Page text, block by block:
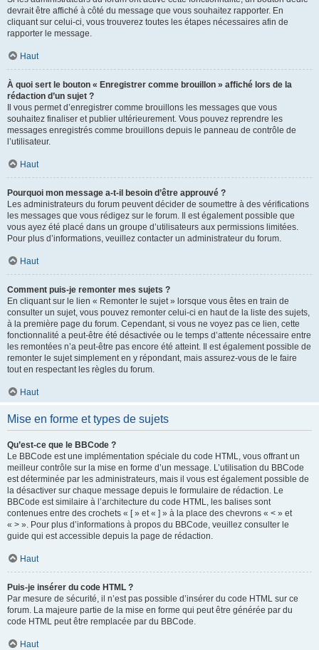
devrait être affiché à côté du message que vous souhaitez rapporter. En
cliquant sur celui-ci, vous trouverez toutes les étapes nécessaires afin de
rapporter le message.
Haut
À quoi sert le bouton « Enregistrer comme brouillon » affiché lors de la
rédaction d’un sujet ?
Il vous permet d’enregistrer comme brouillons les messages que vous
souhaitez finaliser et publier ultérieurement. Vous pouvez reprendre les
messages enregistrés comme brouillons depuis le panneau de contrôle de
l’utilisateur.
Haut
Pourquoi mon message a-t-il besoin d’être approuvé ?
Les administrateurs du forum peuvent décider de soumettre à des vérifications
les messages que vous rédigez sur le forum. Il est également possible que
vous ayez été placé dans un groupe d’utilisateurs aux permissions limitées.
Pour plus d’informations, veuillez contacter un administrateur du forum.
Haut
Comment puis-je remonter mes sujets ?
En cliquant sur le lien « Remonter le sujet » lorsque vous êtes en train de
consulter un sujet, vous pouvez remonter celui-ci en haut de la liste des sujets,
à la première page du forum. Cependant, si vous ne voyez pas ce lien, cette
fonctionnalité a peut-être été désactivée ou le temps d’attente nécessaire entre
les remontées n’a peut-être pas encore été atteint. Il est également possible de
remonter le sujet simplement en y répondant, mais assurez-vous de le faire
tout en respectant les règles du forum.
Haut
Mise en forme et types de sujets
Qu’est-ce que le BBCode ?
Le BBCode est une implémentation spéciale du code HTML, vous offrant un
meilleur contrôle sur la mise en forme d’un message. L’utilisation du BBCode
est déterminée par les administrateurs, mais il vous est également possible de
la désactiver sur chaque message depuis le formulaire de rédaction. Le
BBCode est similaire à l’architecture du code HTML, les balises sont
contenues entre des crochets « [ » et « ] » à la place des chevrons « < » et
« > ». Pour plus d’informations à propos du BBCode, veuillez consulter le
guide qui est accessible depuis la page de rédaction.
Haut
Puis-je insérer du code HTML ?
Par mesure de sécurité, il n’est pas possible d’insérer du code HTML sur ce
forum. La majeure partie de la mise en forme qui peut être générée par du
code HTML peut être remplacée par du BBCode.
Haut